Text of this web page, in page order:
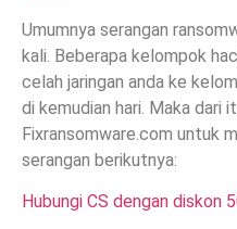
Umumnya serangan
kali. Beberapa kelompok
celah jaringan anda ke
di kemudian hari. Maka dari
Fixransomware.com untuk
serangan berikutnya:
Hubungi CS dengan diskon